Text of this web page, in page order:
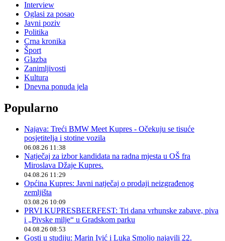
Interview
Oglasi za posao
Javni poziv
Politika
Crna kronika
Šport
Glazba
Zanimljivosti
Kultura
Dnevna ponuda jela
Popularno
Najava: Treći BMW Meet Kupres - Očekuju se tisuće
posjetitelja i stotine vozila
06.08.26 11:38
Natječaj za izbor kandidata na radna mjesta u OŠ fra
Miroslava Džaje Kupres.
04.08.26 11:29
Općina Kupres: Javni natječaj o prodaji neizgrađenog
zemljišta
03.08.26 10:09
PRVI KUPRESBEERFEST: Tri dana vrhunske zabave, piva
i „Pivske milje“ u Gradskom parku
04.08.26 08:53
Gosti u studiju: Marin Ivić i Luka Smoljo najavili 22.